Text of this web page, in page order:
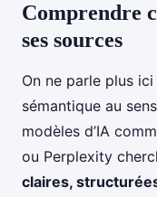
Comprendre
ses sources
On ne parle plus
sémantique au
modèles d’IA
ou Perplexity
claires,